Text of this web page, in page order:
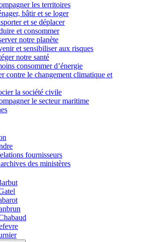
les territoires
bâtir et se loger
et se déplacer
et consommer
notre planète
et sensibiliser aux risques
notre santé
consommer d’énergie
contre le changement climatique et
la société civile
le secteur maritime
fournisseurs
des ministères